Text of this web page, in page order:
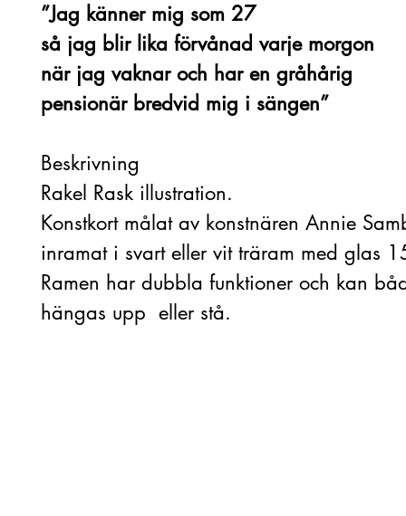
”Jag känner mig som 27
så jag blir lika förvånad varje morgon
när jag vaknar och har en gråhårig
pensionär bredvid mig i sängen”
Beskrivning
Rakel Rask illustration.
Konstkort målat av konstnären Annie
inramat i svart eller vit träram med glas
Ramen har dubbla funktioner och kan
hängas upp eller stå.